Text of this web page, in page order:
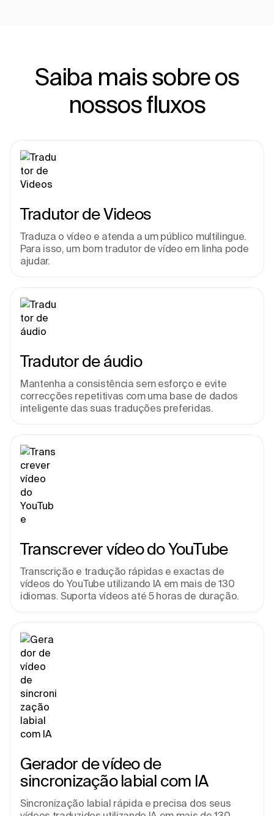
Saiba mais sobre os
nossos fluxos
Tradutor de Videos
Traduza o vídeo e atenda a um público multilingue.
Para isso, um bom tradutor de vídeo em linha pode
ajudar.
Tradutor de áudio
Mantenha a consistência sem esforço e evite
correcções repetitivas com uma base de dados
inteligente das suas traduções preferidas.
Transcrever vídeo do YouTube
Transcrição e tradução rápidas e exactas de
vídeos do YouTube utilizando IA em mais de 130
idiomas. Suporta vídeos até 5 horas de duração.
Gerador de vídeo de
sincronização labial com IA
Sincronização labial rápida e precisa dos seus